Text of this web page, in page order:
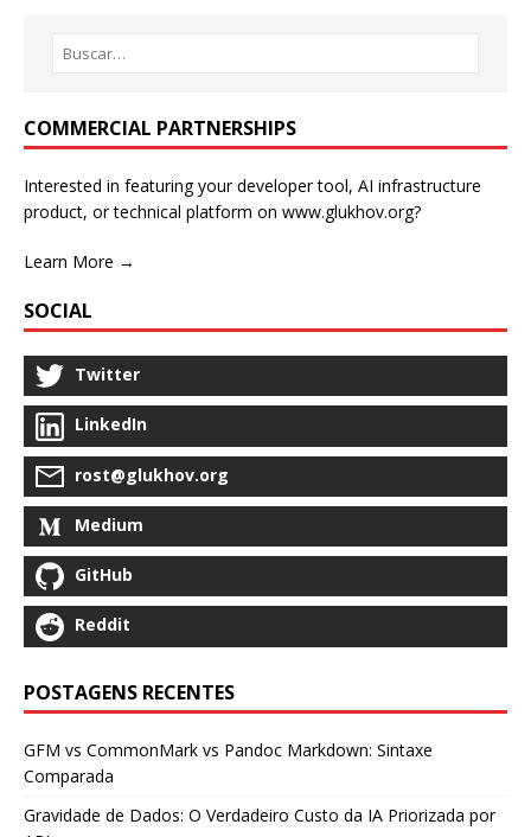
COMMERCIAL PARTNERSHIPS
Interested in featuring your developer tool, AI infrastructure
product, or technical platform on www.glukhov.org?
Learn More →
SOCIAL
Twitter
LinkedIn
rost@glukhov.org
Medium
GitHub
Reddit
POSTAGENS RECENTES
GFM vs CommonMark vs Pandoc Markdown: Sintaxe
Comparada
Gravidade de Dados: O Verdadeiro Custo da IA Priorizada por